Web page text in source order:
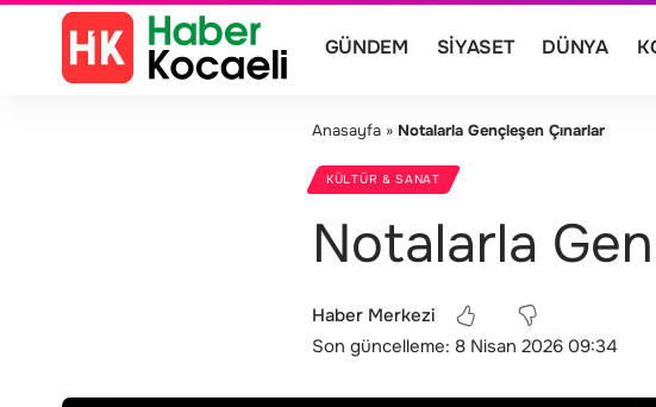
GÜNDEM SIYASET DÜNYA
Anasayfa » Notalarla Gençleşen Çınarlar
KÜLTÜR & SANAT
Notalarla
Son güncelleme: 8 Nisan 2026 09:34
Haber Merkezi